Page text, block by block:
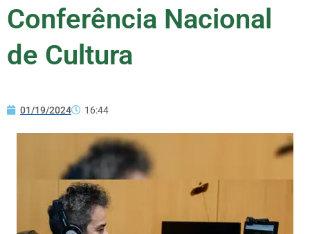
Conferência Nacional
de Cultura
01/19/2024 16:44